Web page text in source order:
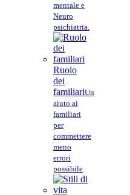
mentale e
Neuro
psichiatria.
Ruolo
dei
familiariUn
aiuto ai
familiari
per
commettere
meno
errori
possibile